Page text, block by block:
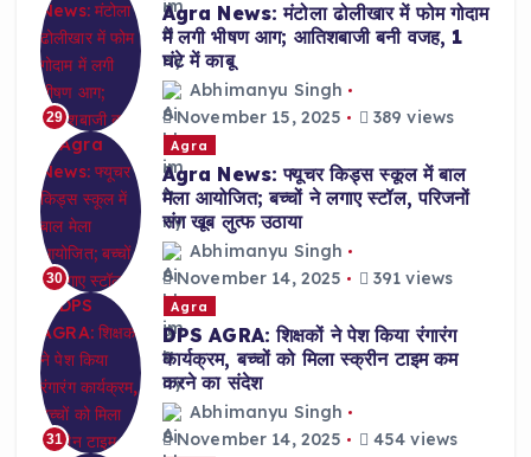
29
Agra News: मंटोला ढोलीखार में फोम गोदाम
में लगी भीषण आग; आतिशबाजी बनी वजह, 1
घंटे में काबू
Abhimanyu Singh
November 15, 2025
389 views
30
Agra
Agra News: फ्यूचर किड्स स्कूल में बाल
मेला आयोजित; बच्चों ने लगाए स्टॉल, परिजनों
संग खूब लुत्फ उठाया
Abhimanyu Singh
November 14, 2025
391 views
31
Agra
DPS AGRA: शिक्षकों ने पेश किया रंगारंग
कार्यक्रम, बच्चों को मिला स्क्रीन टाइम कम
करने का संदेश
Abhimanyu Singh
November 14, 2025
454 views